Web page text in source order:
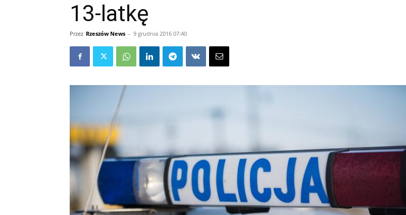
13-latkę
Przez Rzeszów News - 9 grudnia 2016 07:40